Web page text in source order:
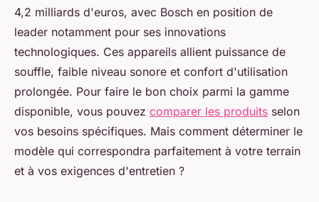
4,2 milliards d'euros, avec Bosch en position de
leader notamment pour ses innovations
technologiques. Ces appareils allient puissance de
souffle, faible niveau sonore et confort d'utilisation
prolongée. Pour faire le bon choix parmi la gamme
disponible, vous pouvez comparer les produits selon
vos besoins spécifiques. Mais comment déterminer le
modèle qui correspondra parfaitement à votre terrain
et à vos exigences d'entretien ?